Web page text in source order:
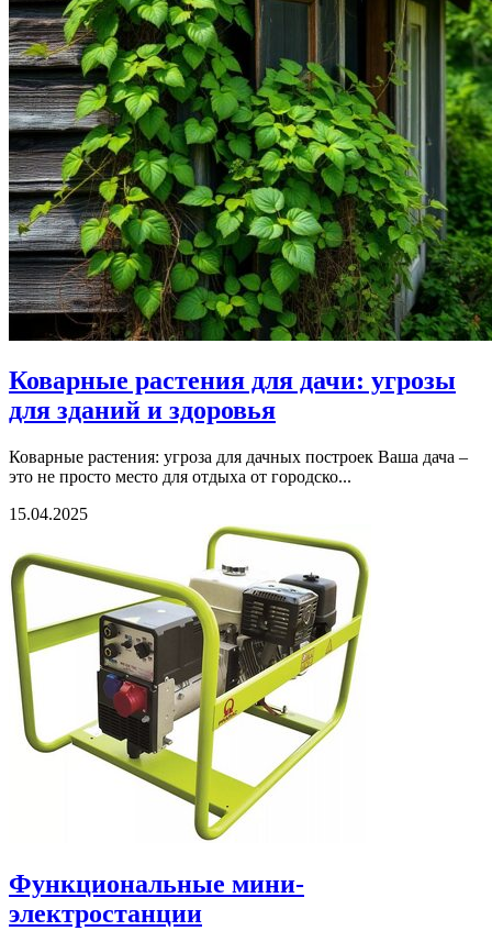
Коварные растения для дачи: угрозы
для зданий и здоровья
Коварные растения: угроза для дачных построек Ваша дача –
это не просто место для отдыха от городско...
15.04.2025
Функциональные мини-
электростанции